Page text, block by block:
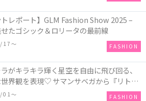
トレポート】GLM Fashion Show 2025 –
たゴシック＆ロリータの最前線
〜 FASHION
がキラキラ輝く星空を自由に飛び回る、
界観を表現♡ サマンサベガから『リトル
ーズ』50周年アニバーサリーイヤー』を
〜 FASHION